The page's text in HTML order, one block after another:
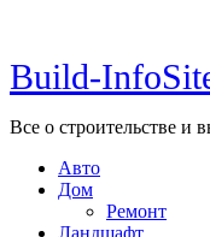
Build-
Все о строительстве и
Авто
Дом
Ремонт